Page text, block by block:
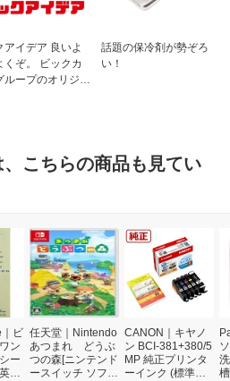
アイデア 良いよ
くぞ。 ビックカ
ループのオリジナ
話題の保冷剤が勢ぞろ
い！
こちらの商品も見てい
｜ビ
ン
ー
対
任天堂｜Nintendo
あつまれ どうぶ
つの森[ニンテンド
ースイッチ ソフ
CANON｜キヤノ
ン BCI-381+380/5
MP 純正プリンタ
ーインク (標準容